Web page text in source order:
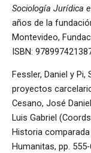
Sociología Jurídica
años de la
Montevideo,
ISBN:
Fessler, Daniel y
proyectos
Cesano, José
Luis Gabriel
Historia
Humanitas, pp. 555-